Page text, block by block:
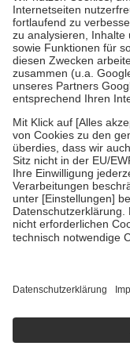
Kosten der Leistung zu
Diese Regeln gelten
Bei Heilmitteln und
Zuzahlung zehn
Verordnung.
Um das Engagement
stärken und die
fallenkeine
• Kindern und
mit Ausnahme der
• Untersuchungen zur
GKV getragen werden
• empfohlenen
• Harn- und
getroffen, um
https://